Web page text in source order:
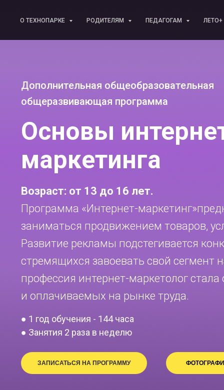
О ТЕХНОПАРКЕ РОДИТЕЛЯМ ПЕДАГОГАМ ЛЕТО+
Основы
маркетинга
Дополнительная общеобразовательная
общеразвивающая программа
Возраст: от 13 до 16 лет.
Программа «Интернет-
заниматься продвижением товаров,
Развитие рекламы подстегивается
стремящихся завоевать свой сегмент
профессия интернет-маркетолог
и оплачиваемых на рынке труда.
ЗАПИСАТЬСЯ НА ПРОГРАММУ
● 1 год обучения - 144 часа
● Занятия 2 раза в неделю